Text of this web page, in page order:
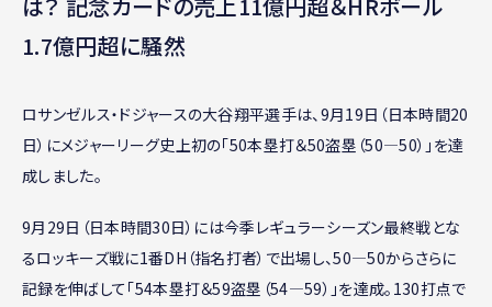
は？ 記念カードの売上11億円超＆HRボール
1.7億円超に騒然
ロサンゼルス・ドジャースの大谷翔平選手は、9月19日（日本時間20
日）にメジャーリーグ史上初の「50本塁打＆50盗塁（50―50）」を達
成しました。
9月29日（日本時間30日）には今季レギュラーシーズン最終戦とな
るロッキーズ戦に1番DH（指名打者）で出場し、50―50からさらに
記録を伸ばして「54本塁打＆59盗塁（54―59）」を達成。130打点で